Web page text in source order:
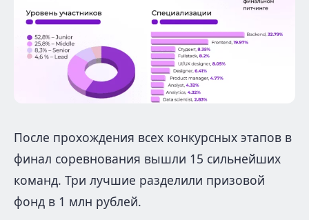
После прохождения всех конкурсных этапов в
финал соревнования вышли 15 сильнейших
команд. Три лучшие разделили призовой
фонд в 1 млн рублей.